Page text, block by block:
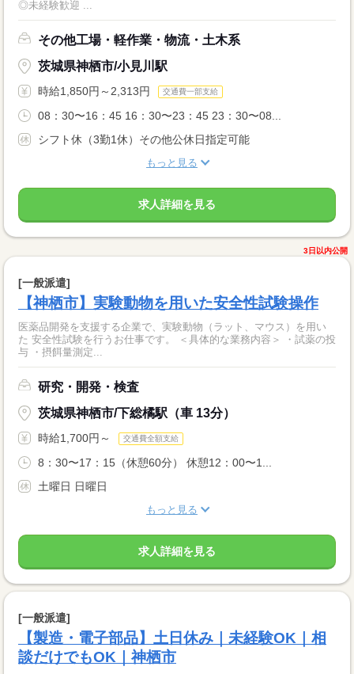
その他工場・軽作業・物流・土木系
茨城県神栖市/小見川駅
時給1,850円～2,313円 交通費一部支給
08：30〜16：45 16：30〜23：45 23：30〜08...
シフト休（3勤1休）その他公休日指定可能
もっと見る
求人詳細を見る
3日以内公開
[一般派遣]
【神栖市】実験動物を用いた安全性試験操作
医薬品開発を支援する企業で、実験動物（ラット、マウス）を用い
た 安全性試験を行うお仕事です。 ＜具体的な業務内容＞ ・試薬の投
与 ・摂餌量測定...
研究・開発・検査
茨城県神栖市/下総橘駅（車 13分）
時給1,700円～ 交通費全額支給
8：30〜17：15（休憩60分） 休憩12：00〜1...
土曜日 日曜日
もっと見る
求人詳細を見る
[一般派遣]
【製造・電子部品】土日休み｜未経験OK｜相
談だけでもOK｜神栖市